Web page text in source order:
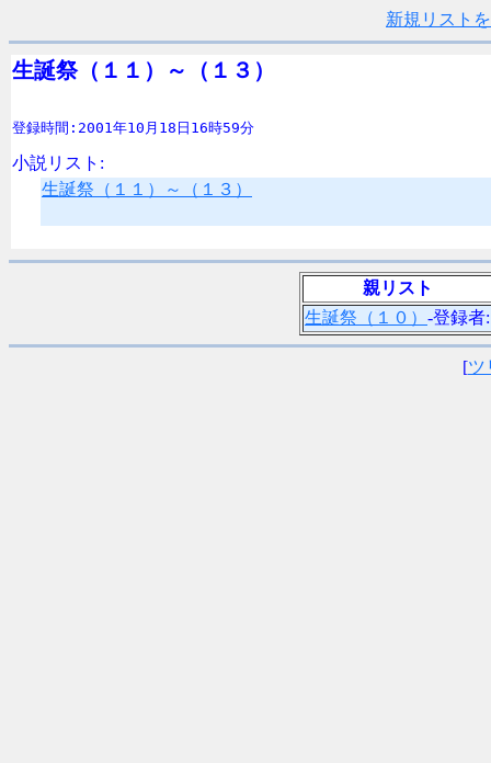
新規リスト
生誕祭（１１）～（１３）
登録時間:2001年10月18日16時59分
小説リスト:
生誕祭（１１）～（１３）
親リスト
生誕祭（１０） -登録者:
[ツ